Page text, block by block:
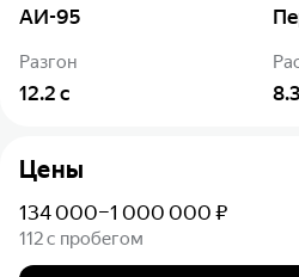
АИ-95
Разгон
12.2 с 8.3
Цены
134 000–1 000 000 ₽
112 с пробегом